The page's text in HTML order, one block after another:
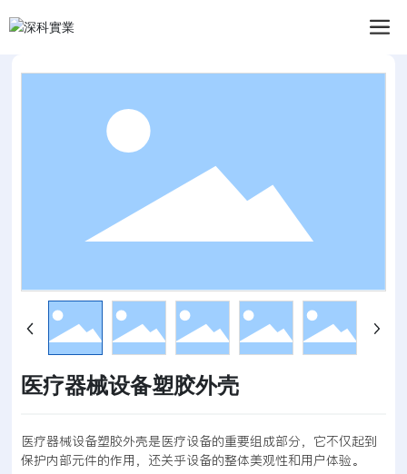
医疗器械设备塑胶外壳
医疗器械设备塑胶外壳是医疗设备的重要组成部分，它不仅起到